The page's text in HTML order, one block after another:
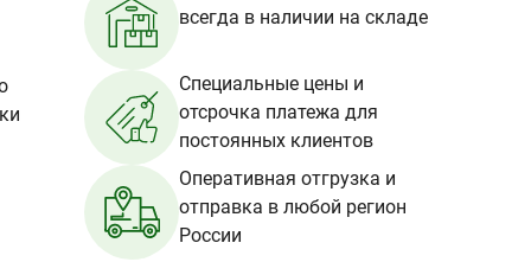
всегда в наличии на складе
Специальные цены и
отсрочка платежа для
постоянных клиентов
Оперативная отгрузка и
отправка в любой регион
России